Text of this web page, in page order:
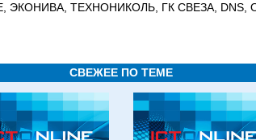
ТЕХНОНИКОЛЬ, ГК СВЕЗА, DNS,
СВЕЖЕЕ ПО ТЕМЕ